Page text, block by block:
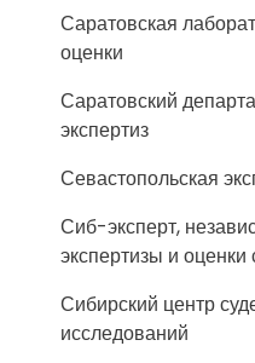
Саратовская
оценки
Саратовский
экспертиз
Севастопольская
Сиб-эксперт,
экспертизы и оценки
Сибирский центр
исследований